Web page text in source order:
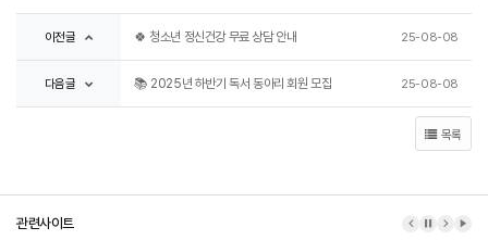
이전글 🍀 청소년 정신건강 무료 상담 안내 25-08-08
다음글 📚 2025년 하반기 독서 동아리 회원 모집 25-08-08
목록
관련사이트 이전 배너
배너 정지
다음 배
배